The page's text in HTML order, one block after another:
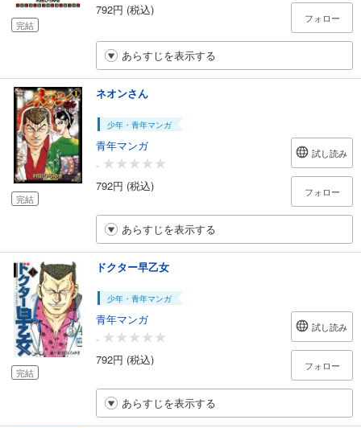
完結
792円 (税込)
フォロー
あらすじを表示する
完結
ネオンさん
少年・青年マンガ
青年マンガ
-
792円 (税込)
試し読み
フォロー
あらすじを表示する
完結
ドクター早乙女
少年・青年マンガ
青年マンガ
-
792円 (税込)
試し読み
フォロー
あらすじを表示する